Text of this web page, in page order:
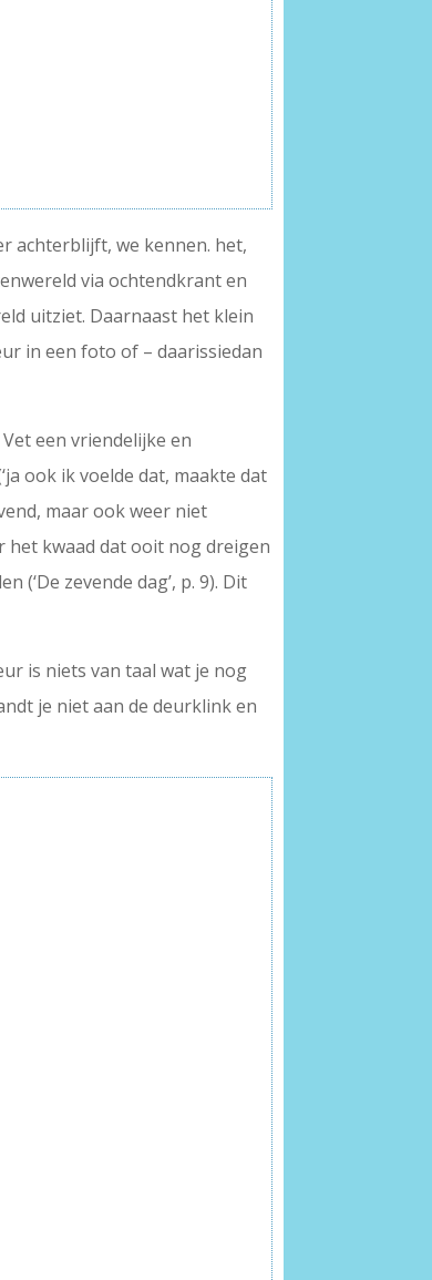
achterblijft, we kennen. het,
via ochtendkrant en
uitziet. Daarnaast het klein
in een foto of – daarissiedan
een vriendelijke en
ook ik voelde dat, maakte dat
maar ook weer niet
het kwaad dat ooit nog dreigen
(‘De zevende dag’, p. 9). Dit
is niets van taal wat je nog
je niet aan de deurklink en